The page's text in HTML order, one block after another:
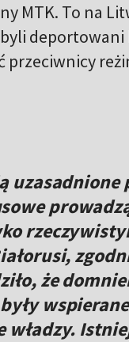
MTK. To na
deportowani
przeciwnicy
uzasadnione
że
były
władzy.